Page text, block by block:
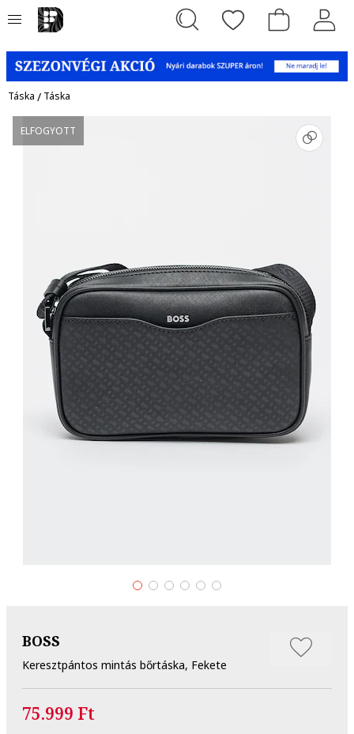
Táska / Táska
ELFOGYOTT
BOSS
Keresztpántos mintás bőrtáska, Fekete
75.999 Ft